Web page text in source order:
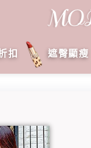
扣 遮臀顯瘦